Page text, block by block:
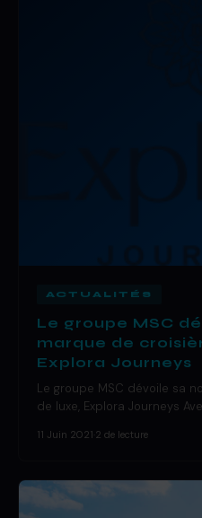
ACTUALITÉS
Le groupe MSC
marque de
Explora Journeys
Le groupe MSC dévoile sa
de luxe, Explora Journeys
11 Juin 2021 2 de lecture